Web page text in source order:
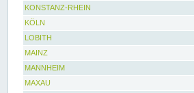
KONSTANZ-RHEIN
KÖLN
LOBITH
MAINZ
MANNHEIM
MAXAU